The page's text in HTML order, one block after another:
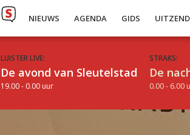
NIEUWS AGENDA GIDS
LUISTER LIVE:
De avond van Sleutelstad
19.00 - 0.00 uur
STRAKS:
De
0.00 - 6.00